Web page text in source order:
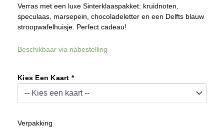
Verras met een luxe Sinterklaaspakket: kruidnoten,
speculaas, marsepein, chocoladeletter en een Delfts blauw
stroopwafelhuisje. Perfect cadeau!
Beschikbaar via nabestelling
Kies Een Kaart *
Verpakking